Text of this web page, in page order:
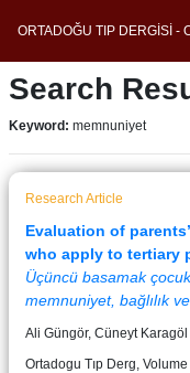
ORTADOĞU TIP DERGİSİ -
Search
Keyword: memnuniyet
Research Article
Evaluation of
who apply to tertiary
Üçüncü basamak
memnuniyet, bağlılık
Ali Güngör, Cüneyt Karagöl
Ortadogu Tıp Derg,